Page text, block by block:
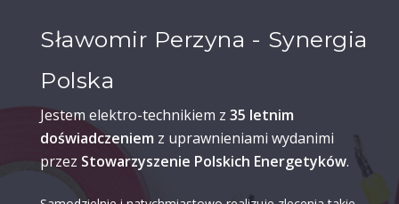
Sławomir Perzyna - Synergia
Polska
Jestem elektro-technikiem z 35 letnim
doświadczeniem z uprawnieniami wydanimi
przez Stowarzyszenie Polskich Energetyków.